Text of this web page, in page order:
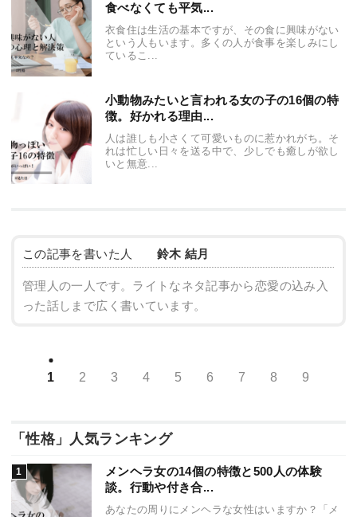
食べなくても平気...
衣食住は生活の基本ですが、その食に興味がない
という人もいます。多くの人が食事を楽しみにし
ているこ...
小動物みたいと言われる女の子の16個の特
徴。好かれる理由...
人は誰しも小さくて可愛いものに惹かれがち。そ
れは忙しい日々を送る中で、少しでも癒しが欲し
いと無意...
この記事を書いた人 鈴木 結月
管理人の一人です。ライトなネタ記事から恋愛の込み入
った話しまで広く書いています。
1 2 3 4 5 6 7 8 9
「性格」人気ランキング
メンヘラ女の14個の特徴と500人の体験
談。行動や付き合...
あなたの周りにメンヘラな女性はいますか？「メ